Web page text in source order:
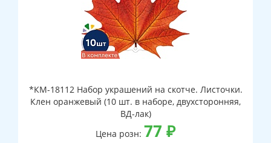
*КМ-18112 Набор украшений на скотче. Листочки.
Клен оранжевый (10 шт. в наборе, двухсторонняя,
ВД-лак)
Цена розн: 77 ₽